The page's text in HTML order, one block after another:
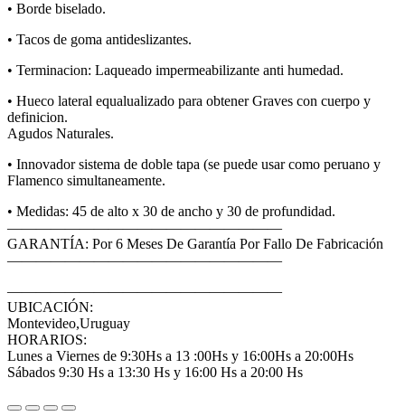
• Borde biselado.
• Tacos de goma antideslizantes.
• Terminacion: Laqueado impermeabilizante anti humedad.
• Hueco lateral equalualizado para obtener Graves con cuerpo y
definicion.
Agudos Naturales.
• Innovador sistema de doble tapa (se puede usar como peruano y
Flamenco simultaneamente.
• Medidas: 45 de alto x 30 de ancho y 30 de profundidad.
———————————————————
GARANTÍA: Por 6 Meses De Garantía Por Fallo De Fabricación
———————————————————
———————————————————
UBICACIÓN:
Montevideo,Uruguay
HORARIOS:
Lunes a Viernes de 9:30Hs a 13 :00Hs y 16:00Hs a 20:00Hs
Sábados 9:30 Hs a 13:30 Hs y 16:00 Hs a 20:00 Hs